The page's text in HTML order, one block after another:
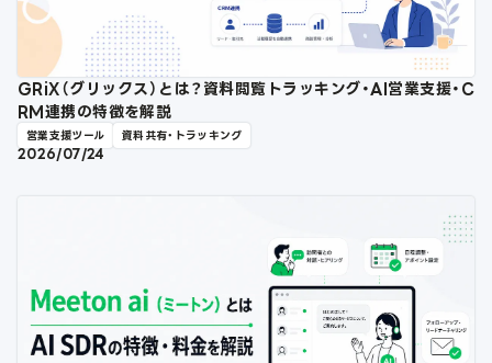
GRiX（グリックス）とは？資料閲覧トラッキング・AI営業支援・C
RM連携の特徴を解説
営業支援ツール 資料共有・トラッキング
2026/07/24